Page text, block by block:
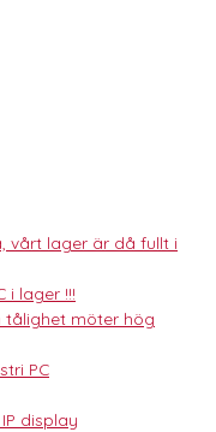
vårt lager är då fullt i
i lager !!!
tålighet möter hög
PC
IP display